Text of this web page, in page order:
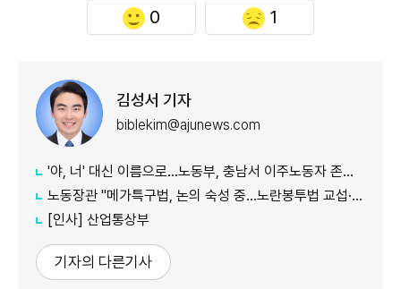
0 1
김성서 기자
biblekim@ajunews.com
'야, 너' 대신 이름으로…노동부, 충남서 이주노동자 존중 캠페인
노동장관 "메가특구법, 논의 숙성 중…노란봉투법 교섭·쟁의 기준 구체화"
[인사] 산업통상부
기자의 다른기사